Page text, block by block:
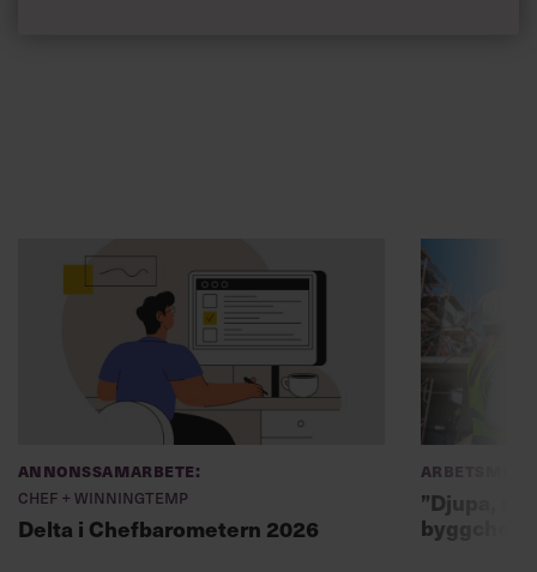
Annonssamarbete:
Chef + Winningtemp
Delta i Chefbarometern 2026
”Djupa,